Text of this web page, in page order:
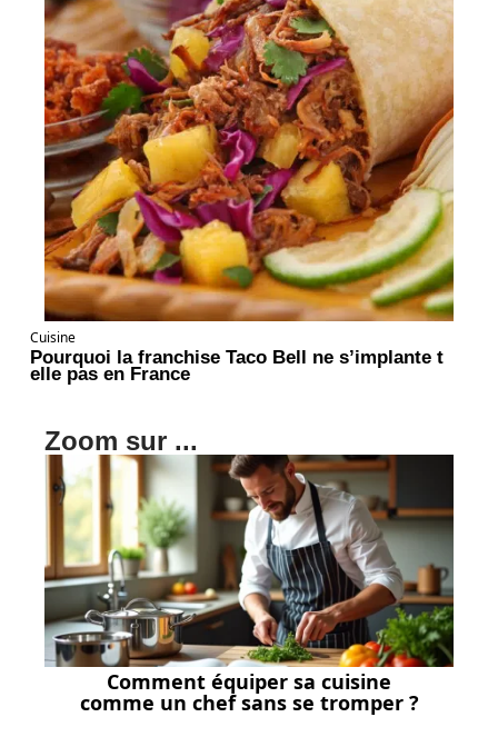
Cuisine
Pourquoi la franchise Taco Bell ne s’implante t
elle pas en France
Zoom sur ...
Comment équiper sa cuisine
comme un chef sans se tromper ?